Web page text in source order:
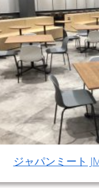
ジャパンミート